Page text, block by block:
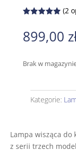
na
podstawie
(2
899,00
Brak w
Kategorie:
Lampa wisząca do
z serii trzech